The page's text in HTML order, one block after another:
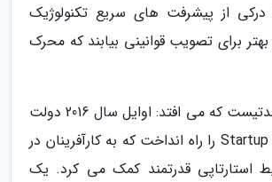
درکی از پیشرفت های سریع تکنولوژیک
برای تصویب قوانینی بیابند که محرک
همین اتفاق ها مدتیست که می افتد: اوایل سال 2016 دولت
هند برنامه Startup India را راه انداخت که به کارآفرینان در
قدرتمند کمک می کرد. یک